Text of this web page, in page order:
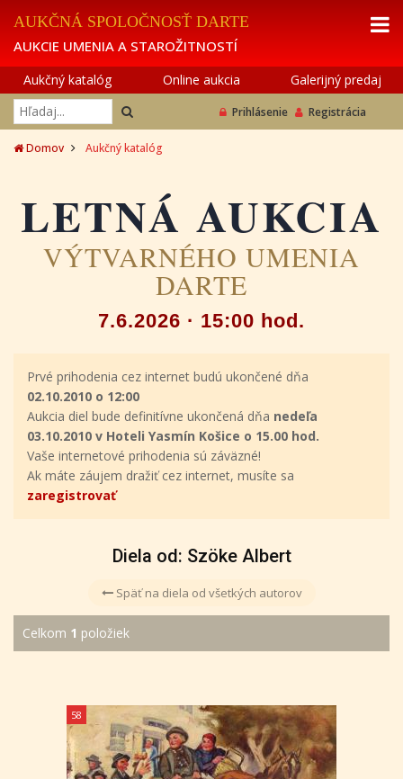
AUKČNÁ SPOLOČNOSŤ DARTE
AUKCIE UMENIA A STAROŽITNOSTÍ
Aukčný katalóg Online aukcia Galerijný predaj
Prihlásenie Registrácia
Domov Aukčný katalóg
LETNÁ AUKCIA
VÝTVARNÉHO UMENIA
DARTE
7.6.2026 · 15:00 hod.
Prvé prihodenia cez internet budú ukončené dňa
02.10.2010 o 12:00
Aukcia diel bude definitívne ukončená dňa nedeľa
03.10.2010 v Hoteli Yasmín Košice o 15.00 hod.
Vaše internetové prihodenia sú záväzné!
Ak máte záujem dražiť cez internet, musíte sa
zaregistrovať
Diela od: Szöke Albert
Späť na diela od všetkých autorov
Celkom 1 položiek
58